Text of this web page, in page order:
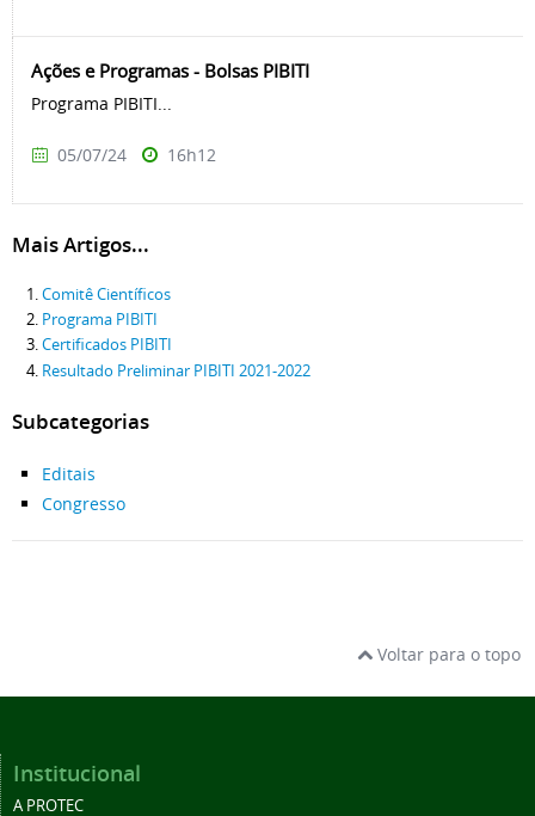
Ações e Programas - Bolsas PIBITI
Programa PIBITI...
05/07/24 16h12
Mais Artigos...
Comitê Científicos
Programa PIBITI
Certificados PIBITI
Resultado Preliminar PIBITI 2021-2022
Subcategorias
Editais
Congresso
Voltar para o topo
Institucional
A PROTEC